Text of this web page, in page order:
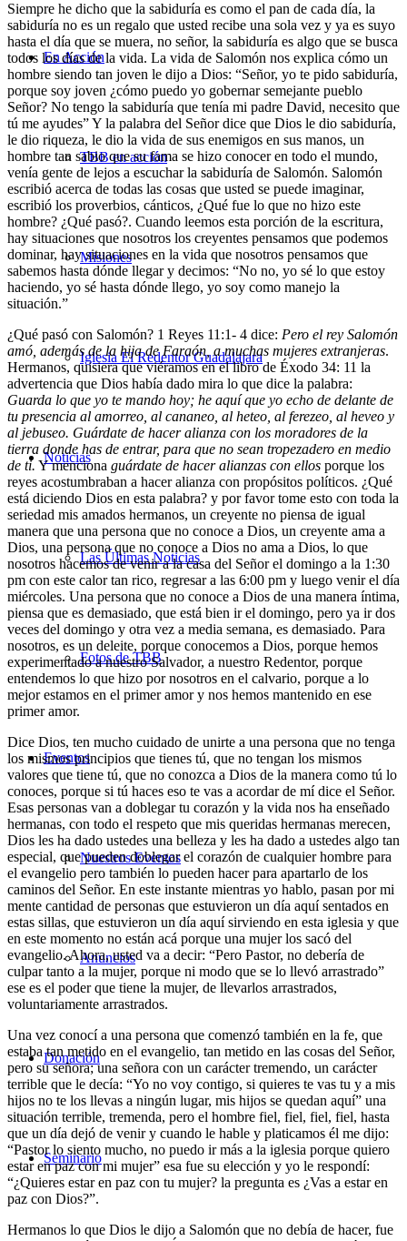
En Acción
TBB en acción
Misiones
Iglesia El Redentor Guadalajara
Noticias
Las Últimas Noticias
Fotos de TBB
Eventos
Nuestros Eventos
Anuncios
Donación
Seminario
Siempre he dicho que la sabiduría es como el pan de cada día, la
sabiduría no es un regalo que usted recibe una sola vez y ya es suyo
hasta el día que se muera, no señor, la sabiduría es algo que se busca
todos los días de la vida. La vida de Salomón nos explica cómo un
hombre siendo tan joven le dijo a Dios: “Señor, yo te pido sabiduría,
porque soy joven ¿cómo puedo yo gobernar semejante pueblo
Señor? No tengo la sabiduría que tenía mi padre David, necesito que
tú me ayudes” Y la palabra del Señor dice que Dios le dio sabiduría,
le dio riqueza, le dio la vida de sus enemigos en sus manos, un
hombre tan sabio que su fama se hizo conocer en todo el mundo,
venía gente de lejos a escuchar la sabiduría de Salomón. Salomón
escribió acerca de todas las cosas que usted se puede imaginar,
escribió los proverbios, cánticos, ¿Qué fue lo que no hizo este
hombre? ¿Qué pasó?. Cuando leemos esta porción de la escritura,
hay situaciones que nosotros los creyentes pensamos que podemos
dominar, hay situaciones en la vida que nosotros pensamos que
sabemos hasta dónde llegar y decimos: “No no, yo sé lo que estoy
haciendo, yo sé hasta dónde llego, yo soy como manejo la
situación.”
¿Qué pasó con Salomón? 1 Reyes 11:1- 4 dice: Pero el rey Salomón
amó, además de la hija de Faraón, a muchas mujeres extranjeras.
Hermanos, quisiera que viéramos en el libro de Éxodo 34: 11 la
advertencia que Dios había dado mira lo que dice la palabra:
Guarda lo que yo te mando hoy; he aquí que yo echo de delante de
tu presencia al amorreo, al cananeo, al heteo, al ferezeo, al heveo y
al jebuseo. Guárdate de hacer alianza con los moradores de la
tierra donde has de entrar, para que no sean tropezadero en medio
de ti. Y menciona guárdate de hacer alianzas con ellos porque los
reyes acostumbraban a hacer alianza con propósitos políticos. ¿Qué
está diciendo Dios en esta palabra? y por favor tome esto con toda la
seriedad mis amados hermanos, un creyente no piensa de igual
manera que una persona que no conoce a Dios, un creyente ama a
Dios, una persona que no conoce a Dios no ama a Dios, lo que
nosotros hacemos de venir a la casa del Señor el domingo a la 1:30
pm con este calor tan rico, regresar a las 6:00 pm y luego venir el día
miércoles. Una persona que no conoce a Dios de una manera íntima,
piensa que es demasiado, que está bien ir el domingo, pero ya ir dos
veces del domingo y otra vez a media semana, es demasiado. Para
nosotros, es un deleite, porque conocemos a Dios, porque hemos
experimentado a nuestro Salvador, a nuestro Redentor, porque
entendemos lo que hizo por nosotros en el calvario, porque a lo
mejor estamos en el primer amor y nos hemos mantenido en ese
primer amor.
Dice Dios, ten mucho cuidado de unirte a una persona que no tenga
los mismos principios que tienes tú, que no tengan los mismos
valores que tiene tú, que no conozca a Dios de la manera como tú lo
conoces, porque si tú haces eso te vas a acordar de mí dice el Señor.
Esas personas van a doblegar tu corazón y la vida nos ha enseñado
hermanas, con todo el respeto que mis queridas hermanas merecen,
Dios les ha dado ustedes una belleza y les ha dado a ustedes algo tan
especial, que pueden doblegar el corazón de cualquier hombre para
el evangelio pero también lo pueden hacer para apartarlo de los
caminos del Señor. En este instante mientras yo hablo, pasan por mi
mente cantidad de personas que estuvieron un día aquí sentados en
estas sillas, que estuvieron un día aquí sirviendo en esta iglesia y que
en este momento no están acá porque una mujer los sacó del
evangelio. Ahora, usted va a decir: “Pero Pastor, no debería de
culpar tanto a la mujer, porque ni modo que se lo llevó arrastrado”
ese es el poder que tiene la mujer, de llevarlos arrastrados,
voluntariamente arrastrados.
Una vez conocí a una persona que comenzó también en la fe, que
estaba tan metido en el evangelio, tan metido en las cosas del Señor,
pero su señora; una señora con un carácter tremendo, un carácter
terrible que le decía: “Yo no voy contigo, si quieres te vas tu y a mis
hijos no te los llevas a ningún lugar, mis hijos se quedan aquí” una
situación terrible, tremenda, pero el hombre fiel, fiel, fiel, fiel, hasta
que un día dejó de venir y cuando le hable y platicamos él me dijo:
“Pastor lo siento mucho, no puedo ir más a la iglesia porque quiero
estar en paz con mi mujer” esa fue su elección y yo le respondí:
“¿Quieres estar en paz con tu mujer? la pregunta es ¿Vas a estar en
paz con Dios?”.
Hermanos lo que Dios le dijo a Salomón que no debía de hacer, fue